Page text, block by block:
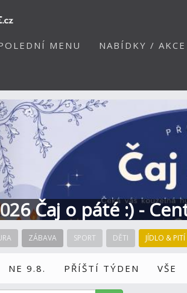
MENU NABÍDKY / AKCE
Čaj o páté :) -
ZÁBAVA SPORT DĚTI JÍDLO & PITÍ
NE 9.8. PŘÍŠTÍ TÝDEN VŠE